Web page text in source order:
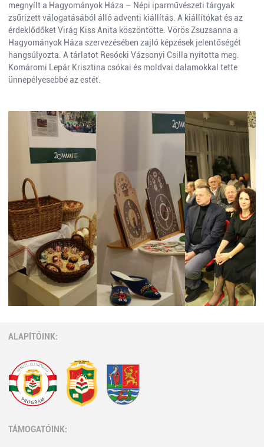
megnyílt a Hagyományok Háza – Népi iparművészeti tárgyak
zsűrizett válogatásából álló adventi kiállítás. A kiállítókat és az
érdeklődőket Virág Kiss Anita köszöntötte. Vörös Zsuzsanna a
Hagyományok Háza szervezésében zajló képzések jelentőségét
hangsúlyozta. A tárlatot Resócki Vázsonyi Csilla nyitotta meg.
Komáromi Lepár Krisztina csókai és moldvai dalamokkal tette
ünnepélyesebbé az estét.
ALAPÍTÓINK:
TÁMOGATÓINK: